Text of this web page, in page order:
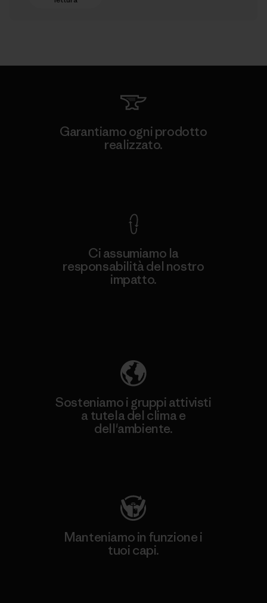
Garantiamo ogni prodotto
realizzato.
Ci assumiamo la
responsabilità del nostro
impatto.
Sosteniamo i gruppi attivisti
a tutela del clima e
dell'ambiente.
Manteniamo in funzione i
tuoi capi.